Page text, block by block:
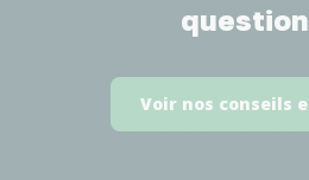
Voir nos conseils